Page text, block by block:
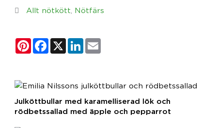
Allt nötkött Nötfärs
PinterestFacebook
X LinkedIn
Julköttbullar med karamelliserad lök och
rödbetssallad med äpple och pepparrot